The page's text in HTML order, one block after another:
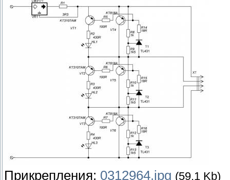
Прикрепления: 0312964.jpg (59.1 Kb)